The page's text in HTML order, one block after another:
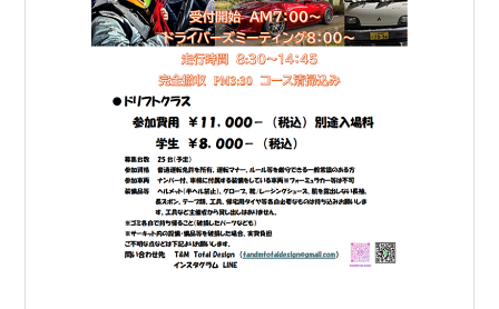
水 もしくは ゆるいお湯（可能ならば、霧吹きを用意
し、その中に水を入れておく）
痙攣（ケイレン）の対処用に、塩分濃度０．９％の
飲み物（例： 生理食塩水）
スポーツ・ドリンク（塩分濃度０．１〜０．２％、
糖分濃度３〜５％で、５〜１５℃程度に冷やしたも
携帯電話（現場から、すぐに救急車を呼べるように
するため）